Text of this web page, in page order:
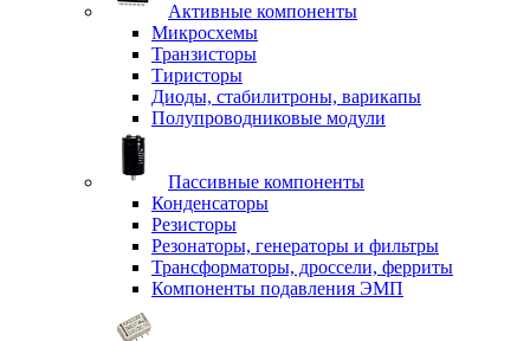
Активные компоненты
Микросхемы
Транзисторы
Тиристоры
Диоды, стабилитроны, варикапы
Полупроводниковые модули
Пассивные компоненты
Конденсаторы
Резисторы
Резонаторы, генераторы и фильтры
Трансформаторы, дроссели, ферриты
Компоненты подавления ЭМП